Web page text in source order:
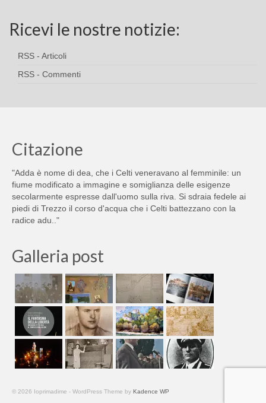
Ricevi le nostre notizie:
RSS - Articoli
RSS - Commenti
Citazione
"Adda è nome di dea, che i Celti veneravano al femminile: un
fiume modificato a immagine e somiglianza delle esigenze
secolarmente espresse dall'uomo sulla riva. Si sdraia fedele ai
piedi di Trezzo il corso d'acqua che i Celti battezzano con la
radice adu.."
Galleria post
© 2026 Ioprimadime - WordPress Theme by Kadence WP